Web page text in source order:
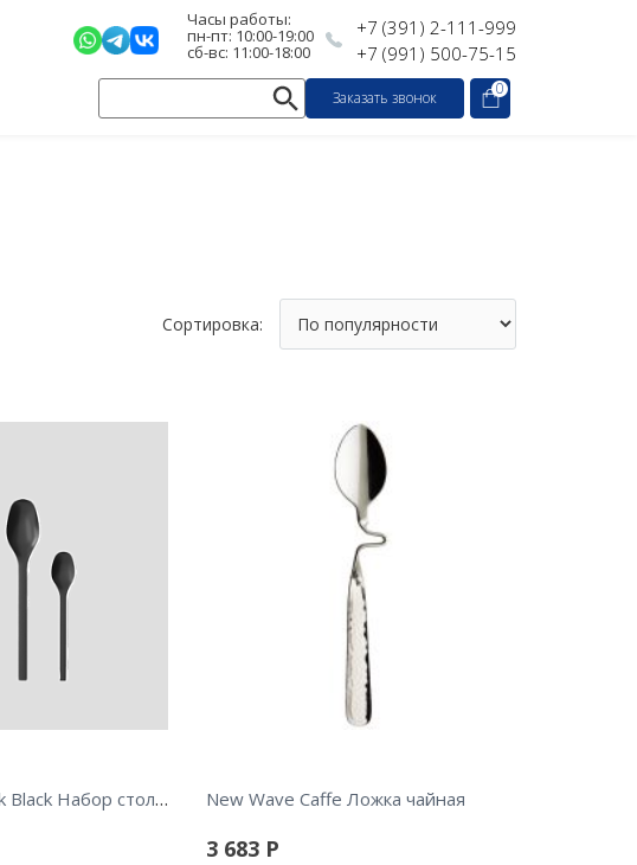
Часы работы:
пн-пт: 10:00-19:00
сб-вс: 11:00-18:00
+7 (391) 2-111-999
+7 (991) 500-75-15
Заказать звонок 0
Сортировка:
Manufacture Rock Black Набор столовых приборов 16 предметов New Wave Caffe Ложка чайная
3 683 Р